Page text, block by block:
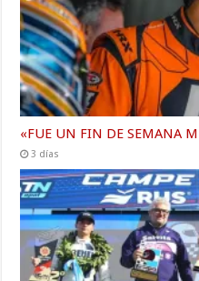
«FUE UN FIN DE SEMANA
3 días